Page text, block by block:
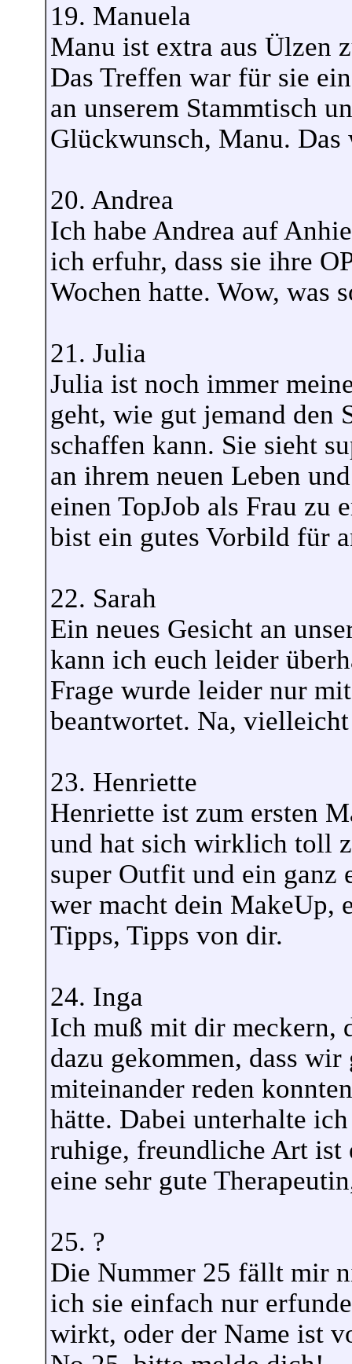
19. Manuela
Manu ist extra aus Ülzen
Das Treffen war für sie
an unserem Stammtisch
Glückwunsch, Manu.
20. Andrea
Ich habe Andrea auf
ich erfuhr, dass sie ihre
Wochen hatte. Wow, was
21. Julia
Julia ist noch immer
geht, wie gut jemand den
schaffen kann. Sie sieht
an ihrem neuen Leben
einen TopJob als Frau zu
bist ein gutes Vorbild für
22. Sarah
Ein neues Gesicht an
kann ich euch leider
Frage wurde leider nur
beantwortet. Na,
23. Henriette
Henriette ist zum ersten
und hat sich wirklich toll
super Outfit und ein ganz
wer macht dein MakeUp,
Tipps, Tipps von dir.
24. Inga
Ich muß mit dir meckern,
dazu gekommen, dass
miteinander reden
hätte. Dabei unterhalte
ruhige, freundliche Art ist
eine sehr gute
25. ?
Die Nummer 25 fällt mir
ich sie einfach nur
wirkt, oder der Name ist